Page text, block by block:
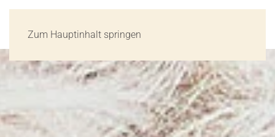
Zum Hauptinhalt springen